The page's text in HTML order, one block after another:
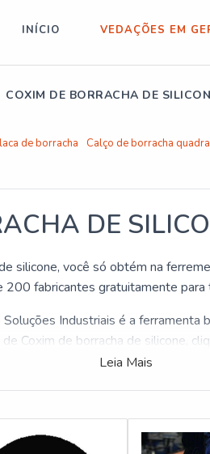
INÍCIO VEDAÇÕES EM
COXIM DE BORRACHA DE
de borracha Calço de borracha
DE
silicone, você só obtém na
200 fabricantes gratuitamente
Industriais é a
Coxim de borracha de silicone,
Leia Mais